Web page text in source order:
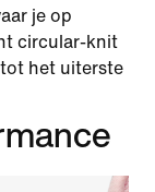
je op
circular-knit
het uiterste